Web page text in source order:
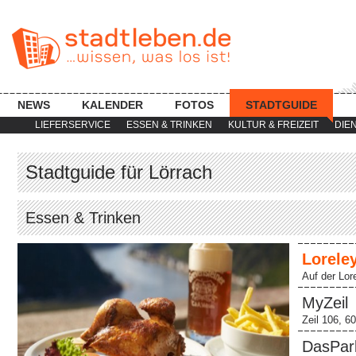
LIEFERSERVICE ESSEN & TRINKEN KULTUR & FREIZEIT
NEWS KALENDER FOTOS STADTGUIDE
Stadtguide für Lörrach
Essen & Trinken
Auf der
MyZeil
Zeil 106,